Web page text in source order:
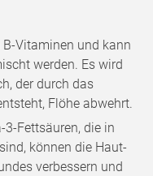
B-Vitaminen und kann
werden. Es wird
der durch das
Flöhe abwehrt.
3-Fettsäuren, die in
können die Haut-
verbessern und